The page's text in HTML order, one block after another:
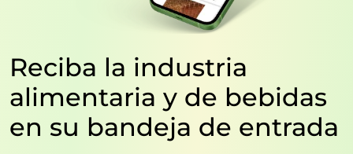
Reciba la industria
alimentaria y de bebidas
en su bandeja de entrada